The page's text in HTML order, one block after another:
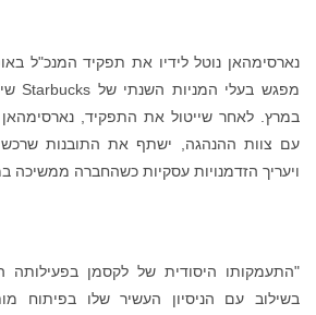
נארסימהאן נוטל לידיו את תפקיד המנכ"ל
במרץ. לאחר שייטול את התפקיד, נארסימהאן
עם צוות ההנהגה, ישתף את התובנות
ויעריך הזדמנויות עסקיות כשהחברה ממשיכה
בשילוב עם הניסיון העשיר שלו בפיתוח